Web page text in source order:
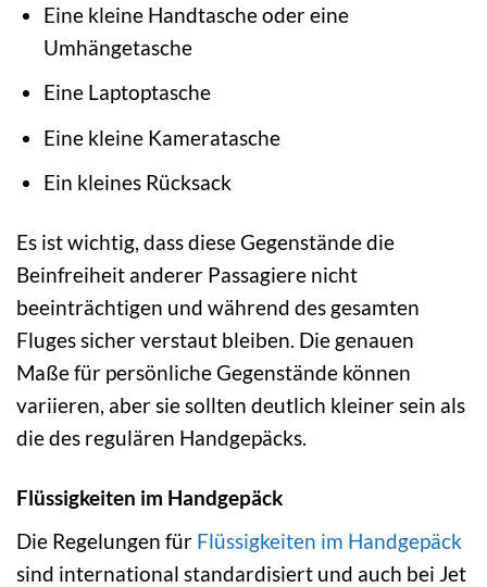
Eine kleine Handtasche oder eine
Umhängetasche
Eine Laptoptasche
Eine kleine Kameratasche
Ein kleines Rücksack
Es ist wichtig, dass diese Gegenstände die
Beinfreiheit anderer Passagiere nicht
beeinträchtigen und während des gesamten
Fluges sicher verstaut bleiben. Die genauen
Maße für persönliche Gegenstände können
variieren, aber sie sollten deutlich kleiner sein als
die des regulären Handgepäcks.
Flüssigkeiten im Handgepäck
Die Regelungen für Flüssigkeiten im Handgepäck
sind international standardisiert und auch bei Jet